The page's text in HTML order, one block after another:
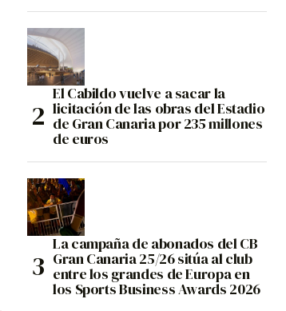
El Cabildo vuelve a sacar la
licitación de las obras del Estadio
de Gran Canaria por 235 millones
de euros
La campaña de abonados del CB
Gran Canaria 25/26 sitúa al club
entre los grandes de Europa en
los Sports Business Awards 2026